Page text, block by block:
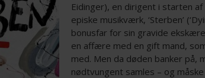
Eidinger), en dirigent i starten
episke musikværk, ‘Sterben’
bonusfar for sin gravide
en affære med en gift mand,
med. Men da døden banker på,
nødtvungent samles – og